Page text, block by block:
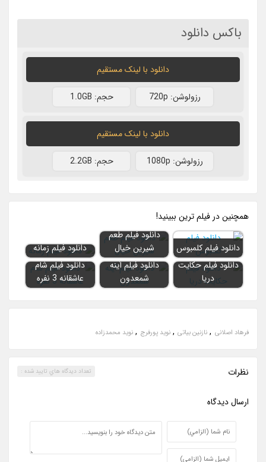
باکس دانلود
دانلود با لينک مستقيم
رزولوشن: 720p حجم: 1.0GB
دانلود با لينک مستقيم
رزولوشن: 1080p حجم: 2.2GB
همچنين در فيلم ترين ببينيد!
دانلود فیلم کلمبوس
دانلود فیلم طعم
شیرین خیال
دانلود فیلم زمانه
دانلود فیلم حکایت
دریا
دانلود فیلم آینه
شمعدون
دانلود فیلم شام
عاشقانه 3 نفره
فرهاد اصلانی , نازنین بیاتی ,نوید پورفرج , نوید محمدزاده
نظرات تعداد ديدگاه هاي تاييد شده :
ارسال ديدگاه